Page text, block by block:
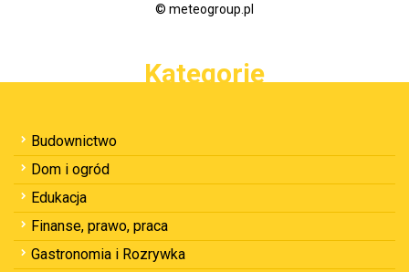
© meteogroup.pl
Kategorie
Budownictwo
Dom i ogród
Edukacja
Finanse, prawo, praca
Gastronomia i Rozrywka